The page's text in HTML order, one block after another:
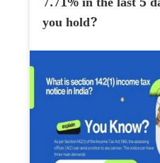
7.71% in the last 5
you hold?